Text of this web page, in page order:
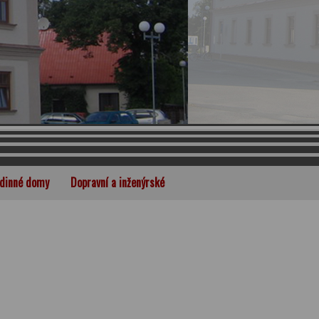
domy Dopravní a inženýrské